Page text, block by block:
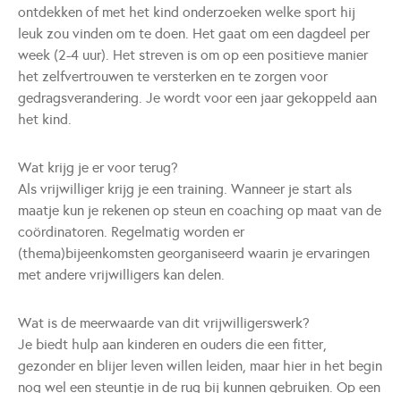
ontdekken of met het kind onderzoeken welke sport hij
leuk zou vinden om te doen. Het gaat om een dagdeel per
week (2-4 uur). Het streven is om op een positieve manier
het zelfvertrouwen te versterken en te zorgen voor
gedragsverandering. Je wordt voor een jaar gekoppeld aan
het kind.
Wat krijg je er voor terug?
Als vrijwilliger krijg je een training. Wanneer je start als
maatje kun je rekenen op steun en coaching op maat van de
coördinatoren. Regelmatig worden er
(thema)bijeenkomsten georganiseerd waarin je ervaringen
met andere vrijwilligers kan delen.
Wat is de meerwaarde van dit vrijwilligerswerk?
Je biedt hulp aan kinderen en ouders die een fitter,
gezonder en blijer leven willen leiden, maar hier in het begin
nog wel een steuntje in de rug bij kunnen gebruiken. Op een